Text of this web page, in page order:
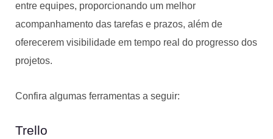
entre equipes, proporcionando um melhor
acompanhamento das tarefas e prazos, além de
oferecerem visibilidade em tempo real do progresso dos
projetos.
Confira algumas ferramentas a seguir:
Trello